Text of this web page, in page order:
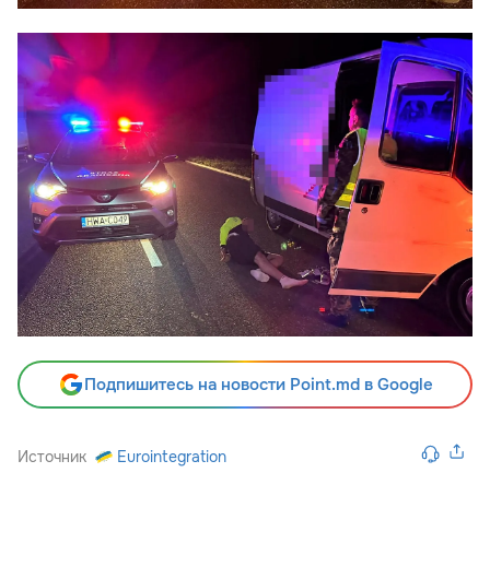
Подпишитесь на новости Point.md в Google
Источник Eurointegration